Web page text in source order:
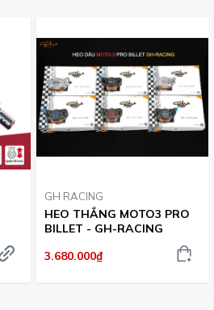
GH RACING
HEO THẮNG MOTO3 PRO
BILLET - GH-RACING
3.680.000₫